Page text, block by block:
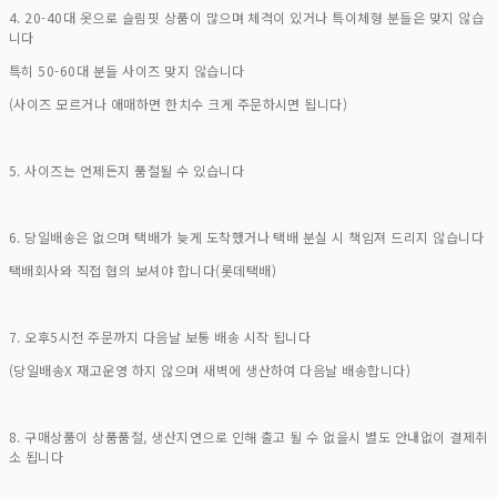
4. 20-40대 옷으로 슬림핏 상품이 많으며 체격이 있거나 특이체형 분들은 맞지 않습
니다
특히 50-60대 분들 사이즈 맞지 않습니다
(사이즈 모르거나 애매하면 한치수 크게 주문하시면 됩니다)
5. 사이즈는 언제든지 품절될 수 있습니다
6. 당일배송은 없으며 택배가 늦게 도착했거나 택배 분실 시 책임져 드리지 않습니다
택배회사와 직접 협의 보셔야 합니다(롯데택배)
7. 오후5시전 주문까지 다음날 보통 배송 시작 됩니다
(당일배송X 재고운영 하지 않으며 새벽에 생산하여 다음날 배송합니다)
8. 구매상품이 상품품절, 생산지연으로 인해 출고 될 수 없을시 별도 안내없이 결제취
소 됩니다